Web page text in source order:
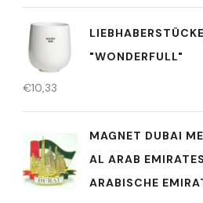
"WONDERFULL"
€10,33
MAGNET DUBAI
AL ARAB
ARABISCHE